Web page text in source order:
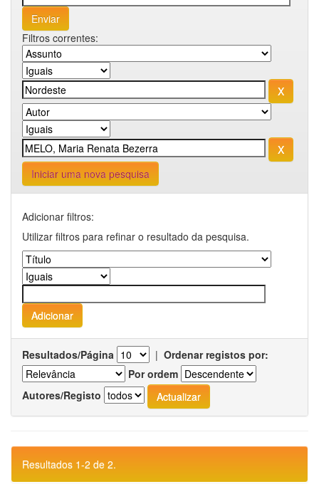
Filtros correntes:
Iniciar uma nova pesquisa
Adicionar filtros:
Utilizar filtros para refinar o resultado da pesquisa.
Resultados/Página | Ordenar registos por:
Por ordem
Autores/Registo
Resultados 1-2 de 2.